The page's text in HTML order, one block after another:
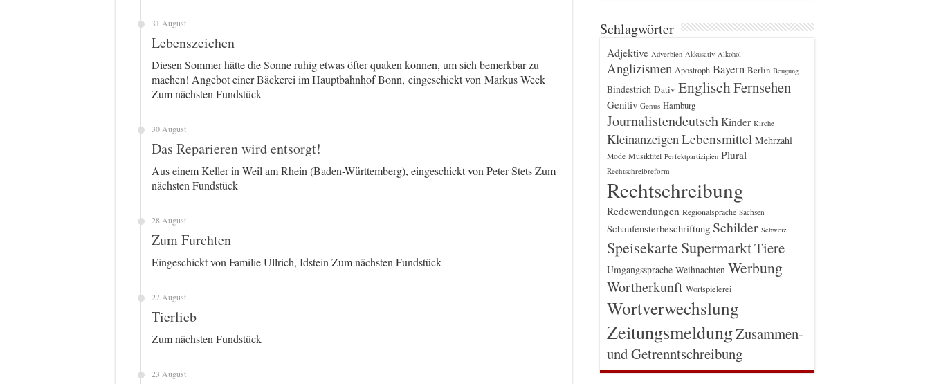
31 August
Lebenszeichen
Diesen Sommer hätte die Sonne ruhig etwas öfter quaken können, um sich bemerkbar zu
machen! Angebot einer Bäckerei im Hauptbahnhof Bonn, eingeschickt von Markus Weck
Zum nächsten Fundstück
30 August
Das Reparieren wird entsorgt!
Aus einem Keller in Weil am Rhein (Baden-Württemberg), eingeschickt von Peter Stets Zum
nächsten Fundstück
28 August
Zum Furchten
Eingeschickt von Familie Ullrich, Idstein Zum nächsten Fundstück
27 August
Tierlieb
Zum nächsten Fundstück
23 August
Schlagwörter
Adjektive Adverbien Akkusativ Alkohol
Anglizismen Apostroph Bayern Berlin Beugung
Bindestrich Dativ EnglischFernsehen
Genitiv Genus Hamburg
Journalistendeutsch Kinder Kirche
Kleinanzeigen Lebensmittel Mehrzahl
Mode Musiktitel Perfektpartizipien Plural
Rechtschreibreform
Rechtschreibung
Redewendungen Regionalsprache Sachsen
Schaufensterbeschriftung Schilder Schweiz
Speisekarte SupermarktTiere
Umgangssprache Weihnachten Werbung
Wortherkunft Wortspielerei
Wortverwechslung
ZeitungsmeldungZusammen-
und Getrenntschreibung